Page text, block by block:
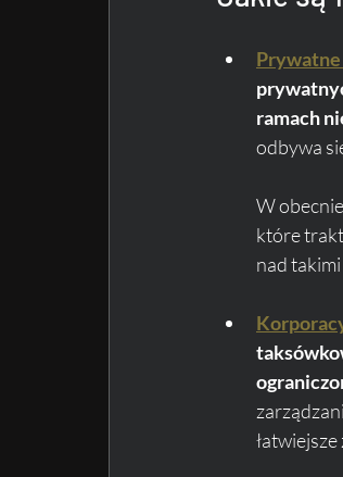
ramach
odbywa
W
które
nad